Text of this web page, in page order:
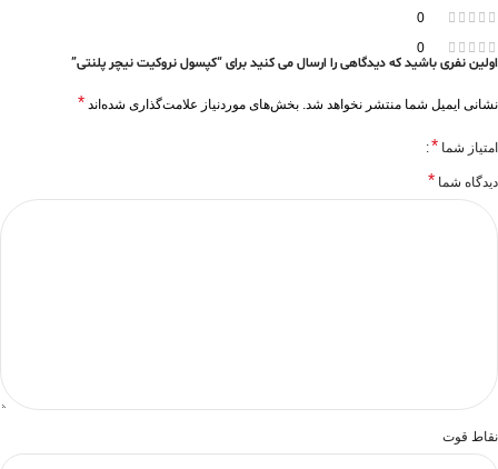
0
0
اولین نفری باشید که دیدگاهی را ارسال می کنید برای “کپسول نروکیت نیچر پلنتی”
نشانی ایمیل شما منتشر نخواهد شد. بخش‌های موردنیاز علامت‌گذاری شده‌اند *
امتیاز شما *
دیدگاه شما *
نقاط قوت